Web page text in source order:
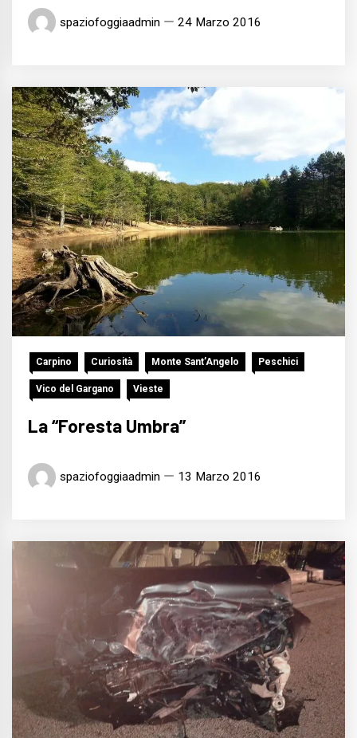
spaziofoggiaadmin 24 Marzo 2016
Carpino Curiosità Monte Sant’Angelo Peschici
Vico del Gargano Vieste
La “Foresta Umbra”
spaziofoggiaadmin 13 Marzo 2016